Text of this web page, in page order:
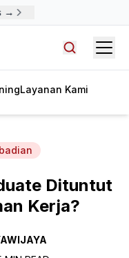
Layanan Kami
Dituntut
Kerja?